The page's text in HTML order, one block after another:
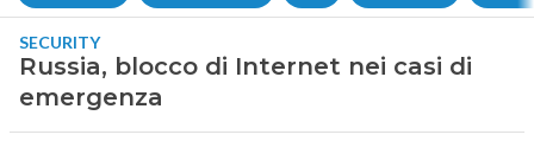
SECURITY
Russia, blocco di Internet nei casi di
emergenza